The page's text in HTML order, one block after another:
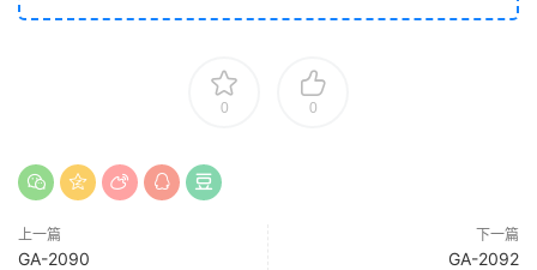
0 0
上一篇
GA-2090
下一篇
GA-2092